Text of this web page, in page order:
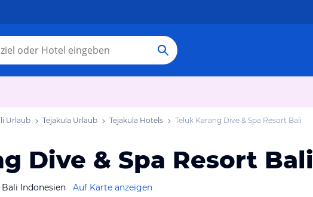
Urlaub Tejakula Urlaub Tejakula Hotels Teluk Karang Dive & Spa Resort Bali
Dive & Spa Resort Bali
Bali Indonesien Auf Karte anzeigen